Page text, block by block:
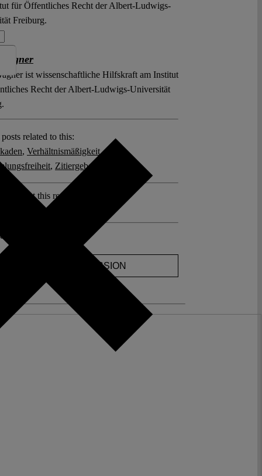
für Öffentliches Recht der Albert-Ludwigs-
Freiburg.
ist wissenschaftliche Hilfskraft am Institut
Recht der Albert-Ludwigs-Universität
related to this:
, Verhältnismäßigkeit,
, Zitiergebot
about this region:
JOIN THE DISCUSSION